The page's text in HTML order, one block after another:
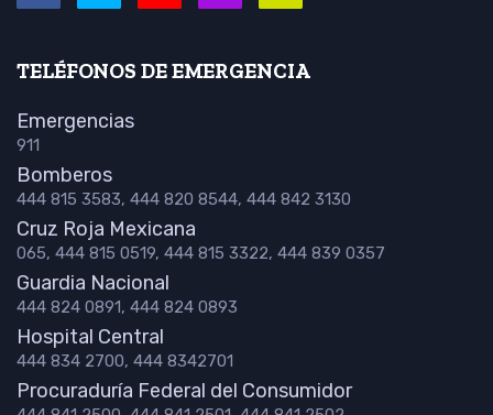
TELÉFONOS DE EMERGENCIA
Emergencias
911
Bomberos
444 815 3583, 444 820 8544, 444 842 3130
Cruz Roja Mexicana
065, 444 815 0519, 444 815 3322, 444 839 0357
Guardia Nacional
444 824 0891, 444 824 0893
Hospital Central
444 834 2700, 444 8342701
Procuraduría Federal del Consumidor